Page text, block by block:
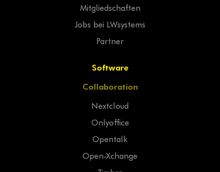
Mitgliedschaften
Jobs bei LWsystems
Partner
Software
Collaboration
Nextcloud
Onlyoffice
Opentalk
Open-Xchange